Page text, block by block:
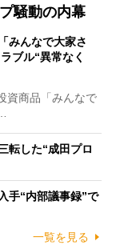
騒動の内幕
みんなで大家さ
ブル“異常なく
資商品「みんなで
転した“成田プロ
手“内部議事録”で
一覧を見る